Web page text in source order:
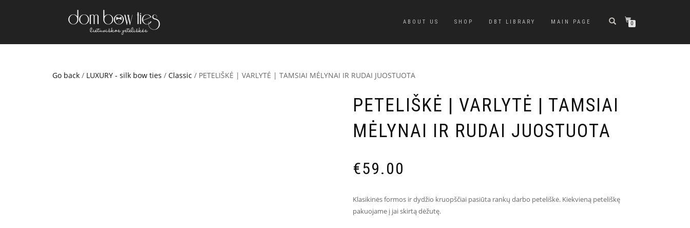
ABOUT US SHOP DBT LIBRARY MAIN PAGE 0
Go back / LUXURY - silk bow ties / Classic / PETELIŠKĖ | VARLYTĖ | TAMSIAI MĖLYNAI IR RUDAI JUOSTUOTA
PETELIŠKĖ | VARLYTĖ | TAMSIAI
MĖLYNAI IR RUDAI JUOSTUOTA
€59.00
Klasikinės formos ir dydžio kruopščiai pasiūta rankų darbo peteliškė. Kiekvieną peteliškę
pakuojame į jai skirtą dėžutę.